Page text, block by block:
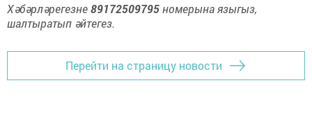
Хәбәрләрегезне89172509795номерына языгыз,
шалтыратып әйтегез.
Перейти на страницу новости